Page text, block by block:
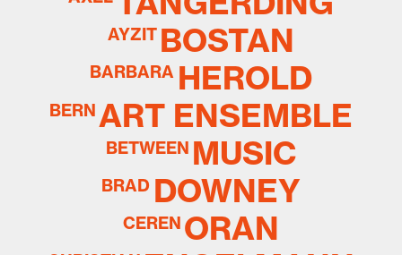
AYZITBOSTAN
BARBARAHEROLD
BERNART ENSEMBLE
BETWEENMUSIC
BRADDOWNEY
CERENORAN